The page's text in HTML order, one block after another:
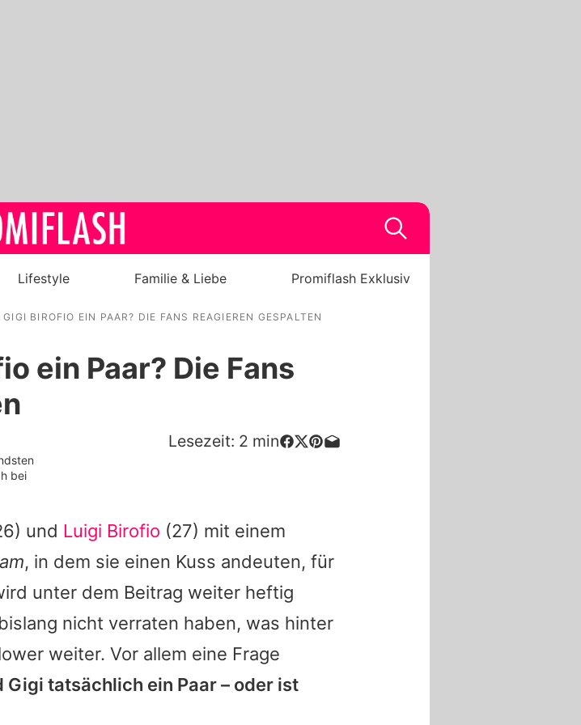
Royals
& Liebe
auf Promiflash
runterladen
Team
Richtlinien
Lifestyle Familie & Liebe Promiflash Exklusiv
BIROFIO EIN PAAR? DIE FANS REAGIEREN GESPALTEN
ein Paar? Die Fans
Lesezeit: 2 min
bei
und Luigi Birofio (27) mit einem
, in dem sie einen Kuss andeuten, für
unter dem Beitrag weiter heftig
nicht verraten haben, was hinter
weiter. Vor allem eine Frage
Gigi tatsächlich ein Paar – oder ist